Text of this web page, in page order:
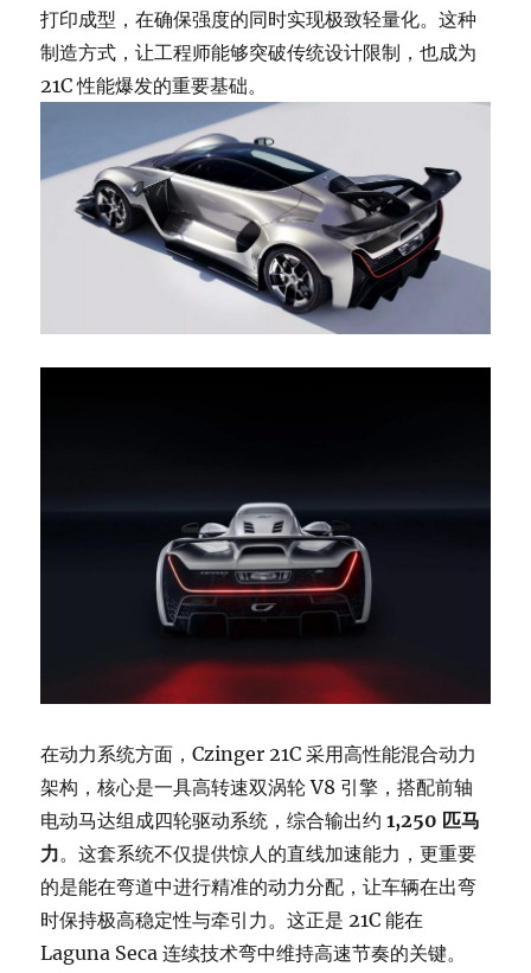
打印成型，在确保强度的同时实现极致轻量化。这种
制造方式，让工程师能够突破传统设计限制，也成为
21C 性能爆发的重要基础。
在动力系统方面，Czinger 21C 采用高性能混合动力
架构，核心是一具高转速双涡轮 V8 引擎，搭配前轴
电动马达组成四轮驱动系统，综合输出约1,250 匹马
力。这套系统不仅提供惊人的直线加速能力，更重要
的是能在弯道中进行精准的动力分配，让车辆在出弯
时保持极高稳定性与牵引力。这正是 21C 能在
Laguna Seca 连续技术弯中维持高速节奏的关键。